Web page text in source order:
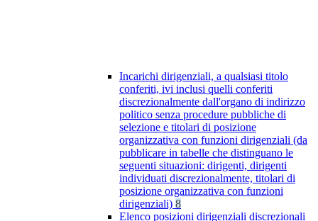
Incarichi dirigenziali, a qualsiasi titolo
conferiti, ivi inclusi quelli conferiti
discrezionalmente dall'organo di indirizzo
politico senza procedure pubbliche di
selezione e titolari di posizione
organizzativa con funzioni dirigenziali (da
pubblicare in tabelle che distinguano le
seguenti situazioni: dirigenti, dirigenti
individuati discrezionalmente, titolari di
posizione organizzativa con funzioni
dirigenziali) 8
Elenco posizioni dirigenziali discrezionali